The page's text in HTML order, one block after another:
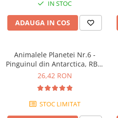
IN STOC
ADAUGA IN COS
Animalele Planetei Nr.6 -
Pinguinul din Antarctica, RBA,
18 luni+
26,42 RON
STOC LIMITAT